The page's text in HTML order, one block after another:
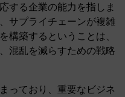
する企業の能力を指しま
サプライチェーンが複雑
構築するということは、
混乱を減らすための戦略
っており、重要なビジネ